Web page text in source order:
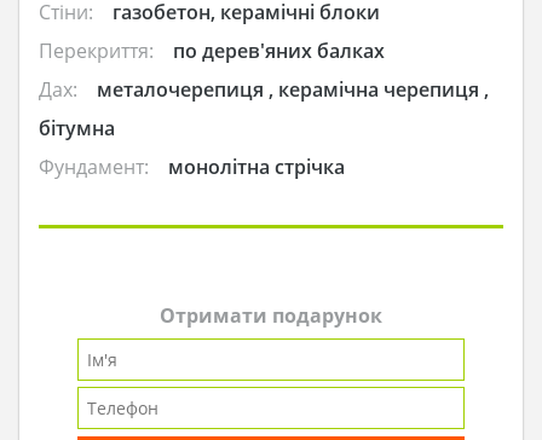
Стіни:
газобетон, керамічні блоки
Перекриття:
по дерев'яних балках
Дах:
металочерепиця , керамічна черепиця ,
бітумна
Фундамент:
монолітна стрічка
Отримати подарунок